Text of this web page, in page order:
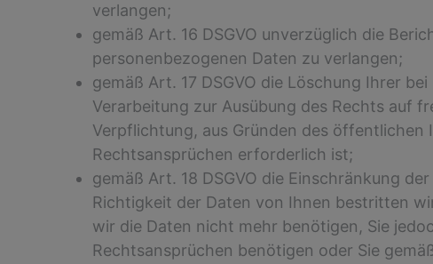
verlangen;
gemäß Art. 16 DSGVO unverzüglich die
personenbezogenen Daten zu verlangen;
gemäß Art. 17 DSGVO die Löschung Ihrer
Verarbeitung zur Ausübung des Rechts auf
Verpflichtung, aus Gründen des öffentlichen
Rechtsansprüchen erforderlich ist;
gemäß Art. 18 DSGVO die Einschränkung
Richtigkeit der Daten von Ihnen bestritten
wir die Daten nicht mehr benötigen, Sie
Rechtsansprüchen benötigen oder Sie